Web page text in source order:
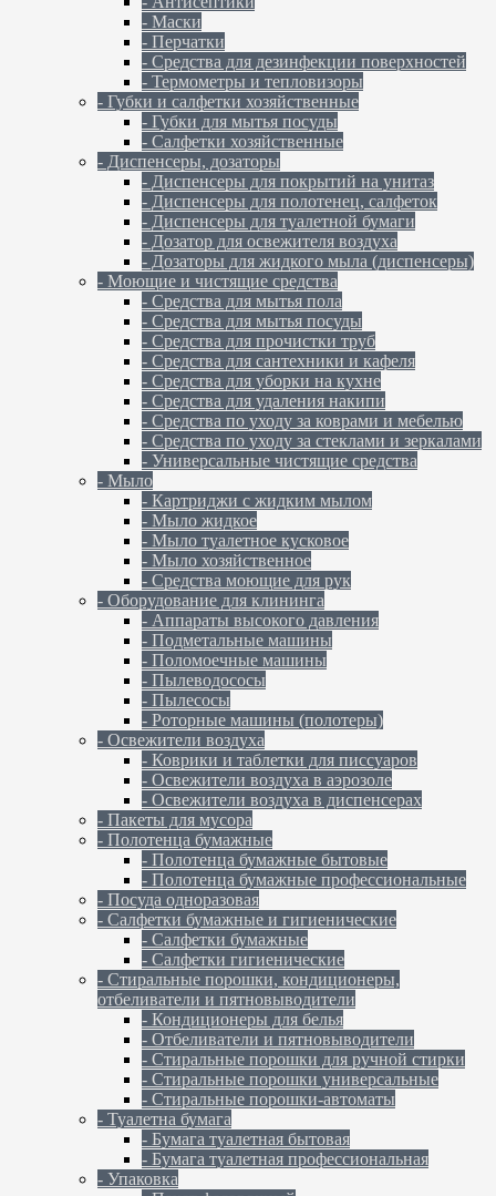
- Маски
- Перчатки
- Средства для дезинфекции поверхностей
- Термометры и тепловизоры
- Губки и салфетки хозяйственные
- Губки для мытья посуды
- Салфетки хозяйственные
- Диспенсеры, дозаторы
- Диспенсеры для покрытий на унитаз
- Диспенсеры для полотенец, салфеток
- Диспенсеры для туалетной бумаги
- Дозатор для освежителя воздуха
- Дозаторы для жидкого мыла (диспенсеры)
- Моющие и чистящие средства
- Средства для мытья пола
- Средства для мытья посуды
- Средства для прочистки труб
- Средства для сантехники и кафеля
- Средства для уборки на кухне
- Средства для удаления накипи
- Средства по уходу за коврами и мебелью
- Средства по уходу за стеклами и зеркалами
- Универсальные чистящие средства
- Мыло
- Картриджи с жидким мылом
- Мыло жидкое
- Мыло туалетное кусковое
- Мыло хозяйственное
- Средства моющие для рук
- Оборудование для клининга
- Аппараты высокого давления
- Подметальные машины
- Поломоечные машины
- Пылеводососы
- Пылесосы
- Роторные машины (полотеры)
- Освежители воздуха
- Коврики и таблетки для писсуаров
- Освежители воздуха в аэрозоле
- Освежители воздуха в диспенсерах
- Пакеты для мусора
- Полотенца бумажные
- Полотенца бумажные бытовые
- Полотенца бумажные профессиональные
- Посуда одноразовая
- Салфетки бумажные и гигиенические
- Салфетки бумажные
- Салфетки гигиенические
- Стиральные порошки, кондиционеры,
отбеливатели и пятновыводители
- Кондиционеры для белья
- Отбеливатели и пятновыводители
- Стиральные порошки для ручной стирки
- Стиральные порошки универсальные
- Стиральные порошки-автоматы
- Туалетна бумага
- Бумага туалетная бытовая
- Бумага туалетная профессиональная
- Упаковка